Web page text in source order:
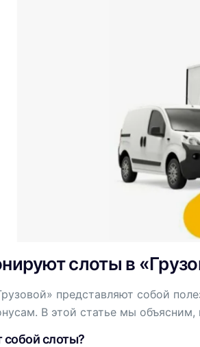
слоты в
представляют собой
В этой статье мы объясним,
собой слоты?